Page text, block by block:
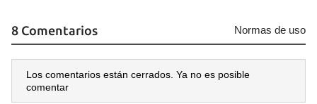
8 Comentarios Normas de uso
Los comentarios están cerrados. Ya no es posible
comentar